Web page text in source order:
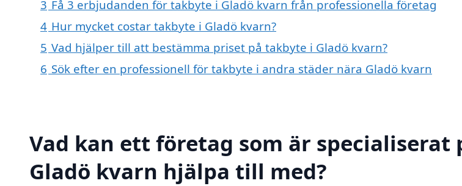
3 Få 3 erbjudanden för takbyte i Gladö kvarn från professionella företag
4 Hur mycket costar takbyte i Gladö kvarn?
5 Vad hjälper till att bestämma priset på takbyte i Gladö kvarn?
6 Sök efter en professionell för takbyte i andra städer nära Gladö kvarn
Vad kan ett företag som är specialiserat
Gladö kvarn hjälpa till med?